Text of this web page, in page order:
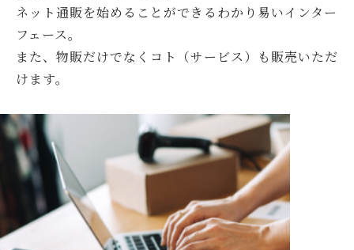
ネット通販を始めることができるわかり易いインター
フェース。
また、物販だけでなくコト（サービス）も販売いただ
けます。